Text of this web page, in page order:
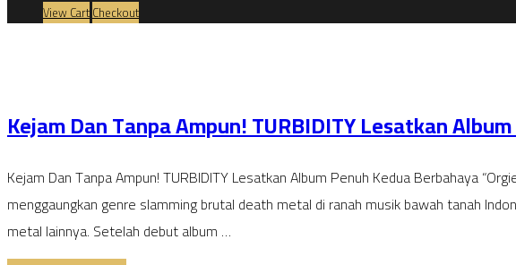
View CartCheckout
Kejam Dan Tanpa Ampun! TURBIDITY Lesatkan
Kejam Dan Tanpa Ampun! TURBIDITY Lesatkan Album Penuh Kedua Berbahaya
menggaungkan genre slamming brutal death metal di ranah musik bawah tanah
metal lainnya. Setelah debut album …